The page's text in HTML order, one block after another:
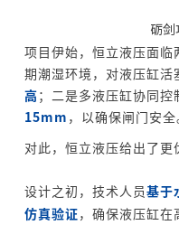
砺剑
项目伊始，恒立液压面
期潮湿环境，对液压缸活
高；二是多液压缸协同控
15mm ，以确保闸门安全
对此，恒立液压给出了更
设计之初，技术人员基于
仿真验证，确保液压缸